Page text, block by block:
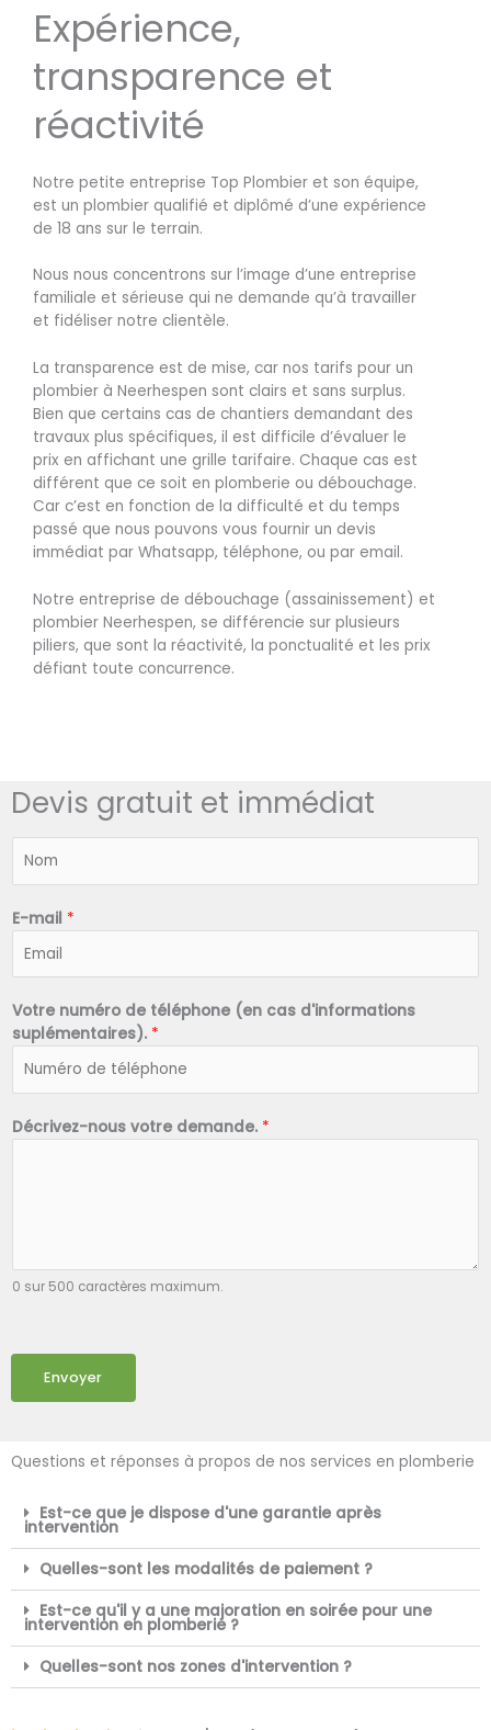
Expérience,
transparence et
réactivité
Notre petite entreprise Top Plombier et son équipe,
est un plombier qualifié et diplômé d’une expérience
de 18 ans sur le terrain.
Nous nous concentrons sur l’image d’une entreprise
familiale et sérieuse qui ne demande qu’à travailler
et fidéliser notre clientèle.
La transparence est de mise, car nos tarifs pour un
plombier à Neerhespen sont clairs et sans surplus.
Bien que certains cas de chantiers demandant des
travaux plus spécifiques, il est difficile d’évaluer le
prix en affichant une grille tarifaire. Chaque cas est
différent que ce soit en plomberie ou débouchage.
Car c’est en fonction de la difficulté et du temps
passé que nous pouvons vous fournir un devis
immédiat par Whatsapp, téléphone, ou par email.
Notre entreprise de débouchage (assainissement) et
plombier Neerhespen, se différencie sur plusieurs
piliers, que sont la réactivité, la ponctualité et les prix
défiant toute concurrence.
Devis gratuit et immédiat
*
E-mail *
Votre numéro de téléphone (en cas d'informations
suplémentaires). *
Décrivez-nous votre demande. *
0 sur 500 caractères maximum.
Envoyer
Questions et réponses à propos de nos services en plomberie
Est-ce que je dispose d'une garantie après
intervention
Quelles-sont les modalités de paiement ?
Est-ce qu'il y a une majoration en soirée pour une
intervention en plomberie ?
Quelles-sont nos zones d'intervention ?